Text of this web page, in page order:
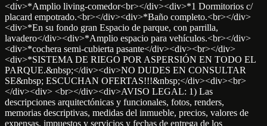
<div>*Amplio living-comedor<br></div><div>*1 Dormitorios c/
placard empotrado.<br></div><div>*Baño completo.<br></div>
<div>*En su fondo gran Espacio de parque, con parrilla,
lavadero</div><div>*Amplio espacio para vehículos.<br></div>
<div>*cochera semi-cubierta pasante</div><div><br></div>
<div>*SISTEMA DE RIEGO POR ASPERSIÓN EN TODO EL
PARQUE.&nbsp;</div><div>NO DUDES EN CONSULTAR
SE&nbsp; ESCUCHAN OFERTAS!!!&nbsp;</div><div><br>
</div><div> <br></div><div>AVISO LEGAL: 1) Las
descripciones arquitectónicas y funcionales, fotos, renders,
memorias descriptivas, medidas del inmueble, precios, valores de
expensas, impuestos y servicios y fechas de entrega de los